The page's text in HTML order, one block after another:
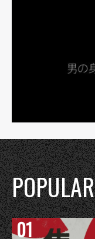
POPULAR